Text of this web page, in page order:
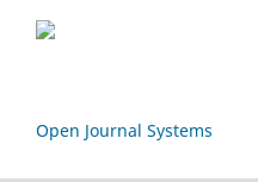
Open Journal Systems